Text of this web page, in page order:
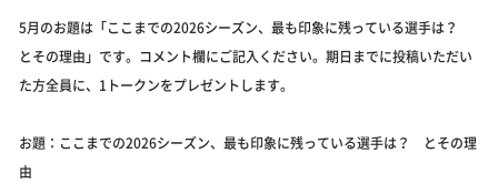
5月のお題は「ここまでの2026シーズン、最も印象に残っている選手は？
とその理由」です。コメント欄にご記入ください。期日までに投稿いただい
た方全員に、1トークンをプレゼントします。
お題：ここまでの2026シーズン、最も印象に残っている選手は？ とその理
由